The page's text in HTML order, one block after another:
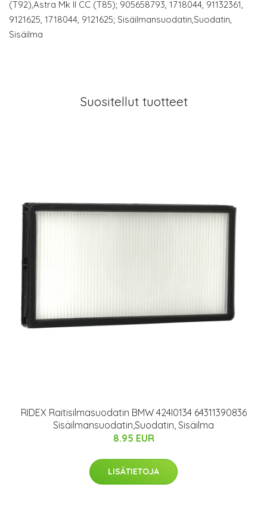
(T92),Astra Mk II CC (T85); 905658793, 1718044, 91132361,
9121625, 1718044, 9121625; Sisäilmansuodatin,Suodatin,
Sisäilma
Suositellut tuotteet
RIDEX Raitisilmasuodatin BMW 424I0134 64311390836
Sisäilmansuodatin,Suodatin, Sisäilma
8.95 EUR
LISÄTIETOJA